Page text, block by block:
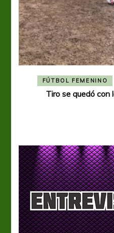
FÚTBOL FEMENINO
Tiro se quedó con